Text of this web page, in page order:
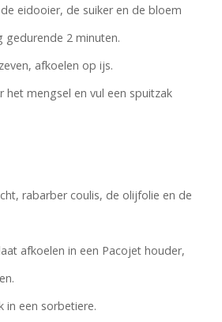
eidooier, de suiker en de bloem
gedurende 2 minuten.
afkoelen op ijs.
mengsel en vul een spuitzak
rabarber coulis, de olijfolie en de
afkoelen in een Pacojet houder,
in een sorbetiere.